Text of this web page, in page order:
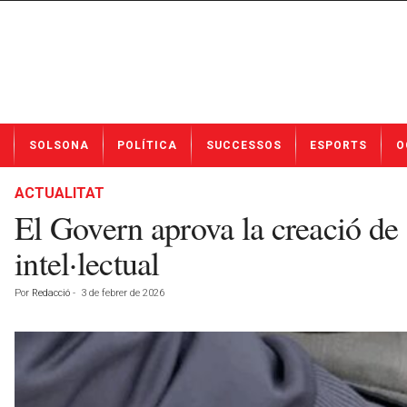
t
SOLSONA POLÍTICA SUCCESSOS ESPORTS
ACTUALITAT
El Govern aprova la creació
intel·lectual
Por Redacció - 3 de febrer de 2026